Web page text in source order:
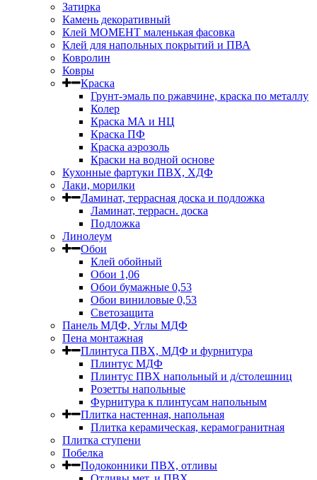
Затирка
Камень декоративный
Клей МОМЕНТ маленькая фасовка
Клей для напольных покрытий и ПВА
Ковролин
Ковры
Краска
Грунт-эмаль по ржавчине, краска по металлу
Колер
Краска МА и НЦ
Краска ПФ
Краска аэрозоль
Краски на водной основе
Кухонные фартуки ПВХ, ХДФ
Лаки, морилки
Ламинат, террасная доска и подложка
Ламинат, террасн. доска
Подложка
Линолеум
Обои
Клей обойный
Обои 1,06
Обои бумажные 0,53
Обои виниловые 0,53
Светозащита
Панель МДФ, Углы МДФ
Пена монтажная
Плинтуса ПВХ, МДФ и фурнитура
Плинтус МДФ
Плинтус ПВХ напольный и д/столешниц
Розетты напольные
Фурнитура к плинтусам напольным
Плитка настенная, напольная
Плитка керамическая, керамогранитная
Плитка ступени
Побелка
Подоконники ПВХ, отливы